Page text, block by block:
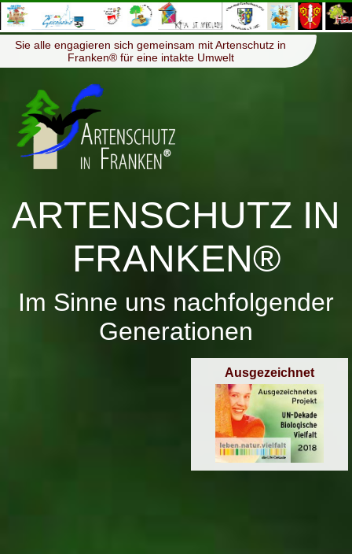
Menü ≡
Sie alle engagieren sich gemeinsam mit Artenschutz in
Franken® für eine intakte Umwelt
ARTENSCHUTZ IN
FRANKEN®
Im Sinne uns nachfolgender
Generationen
Ausgezeichnet